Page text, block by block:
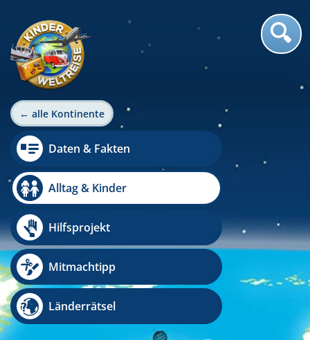
← alle Kontinente
Daten & Fakten
Alltag & Kinder
Hilfsprojekt
Mitmachtipp
Länderrätsel